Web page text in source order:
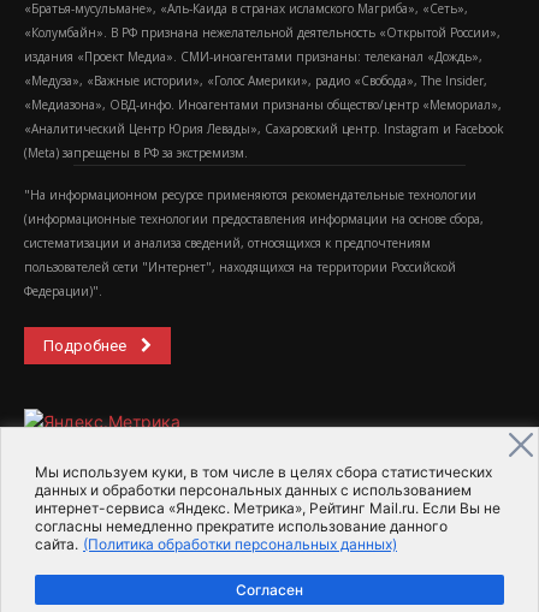
Мы используем куки, в том числе в целях сбора статистических
данных и обработки персональных данных с использованием
интернет-сервиса «Яндекс. Метрика», Рейтинг Mail.ru. Если Вы не
согласны немедленно прекратите использование данного
сайта. (Политика обработки персональных данных)
Согласен
«Братья-мусульмане», «Аль-Каида в странах исламского Магриба», «Сеть»,
«Колумбайн». В РФ признана нежелательной деятельность «Открытой России»,
издания «Проект Медиа». СМИ-иноагентами признаны: телеканал «Дождь»,
«Медуза», «Важные истории», «Голос Америки», радио «Свобода», The Insider,
«Медиазона», ОВД-инфо. Иноагентами признаны общество/центр «Мемориал»,
«Аналитический Центр Юрия Левады», Сахаровский центр. Instagram и Facebook
(Metа) запрещены в РФ за экстремизм.
"На информационном ресурсе применяются рекомендательные технологии
(информационные технологии предоставления информации на основе сбора,
систематизации и анализа сведений, относящихся к предпочтениям
пользователей сети "Интернет", находящихся на территории Российской
Федерации)".
Подробнее
2015-2026- Информационное агентство МедиаПоток
Для справки Об издании
Пользовательское соглашение
Политика обработки персональных данных